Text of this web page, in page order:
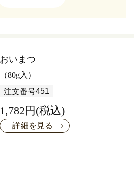
おいまつ
（80g入）
注文番号451
1,782円(税込)
詳細を見る